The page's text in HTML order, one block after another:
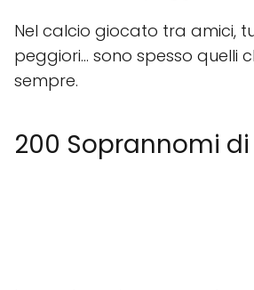
Nel calcio giocato tra amici,
peggiori… sono spesso quelli
sempre.
200 Soprannomi